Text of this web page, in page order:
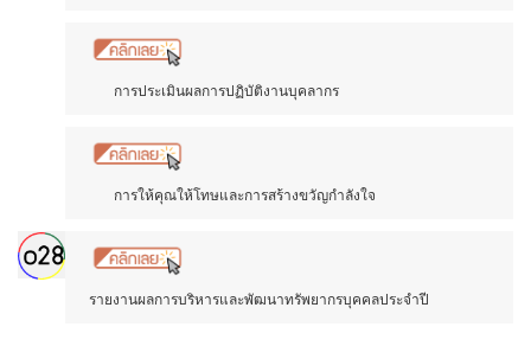
การประเมินผลการปฏิบัติงานบุคลากร
การให้คุณให้โทษและการสร้างขวัญกำลังใจ
รายงานผลการบริหารและพัฒนาทรัพยากรบุคคลประจำปี